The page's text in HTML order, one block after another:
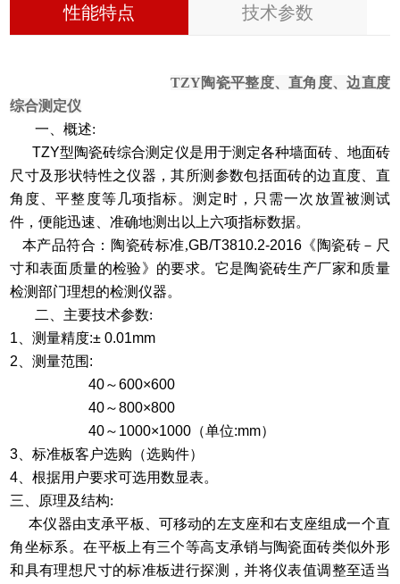
性能特点 技术参数
TZY陶瓷平整度、直角度、边直度
综合测定仪
一、概述:
TZY型陶瓷砖综合测定仪是用于测定各种墙面砖、地面砖
尺寸及形状特性之仪器，其所测参数包括面砖的边直度、直
角度、平整度等几项指标。测定时，只需一次放置被测试
件，便能迅速、准确地测出以上六项指标数据。
本产品符合： 陶瓷砖标准,GB/T3810.2-2016《陶瓷砖－尺
寸和表面质量的检验》的要求。它是陶瓷砖生产厂家和质量
检测部门理想的检测仪器。
二、主要技术参数:
1 、测量精度:± 0.01mm
2 、测量范围 :
40～600×600
40～800×800
40～ 1000×1000 （单位:mm）
3 、标准板客户选购（选购件）
4 、根据用户要求可选用数显表。
三、原理及结构:
本仪器由支承平板、可移动的左支座和右支座组成一个直
角坐标系。在平板上有三个等高支承销与陶瓷面砖类似外形
和具有理想尺寸的标准板进行探测，并将仪表值调整至适当